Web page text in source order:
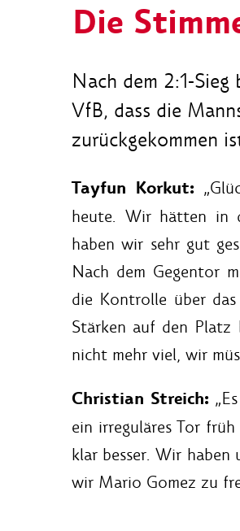
Die
Nach dem 2:1-
VfB, dass die
zurückgekommen
Tayfun Korkut:
heute. Wir hätten in
haben wir sehr gut
Nach dem Gegentor
die Kontrolle über das
Stärken auf den
nicht mehr viel, wir
Christian Streich:
ein irreguläres Tor
klar besser. Wir haben
wir Mario Gomez zu